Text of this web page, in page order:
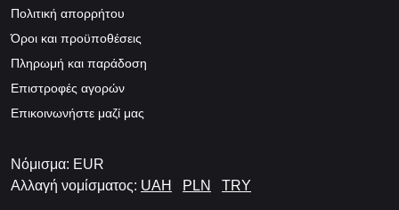
Πολιτική απορρήτου
Όροι και προϋποθέσεις
Πληρωμή και παράδοση
Επιστροφές αγορών
Επικοινωνήστε μαζί μας
Νόμισμα: EUR
Αλλαγή νομίσματος: UAH PLN TRY